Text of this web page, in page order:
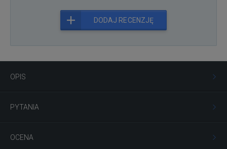
OPIS
PYTANIA
OCENA
DODAJ RECENZJĘ